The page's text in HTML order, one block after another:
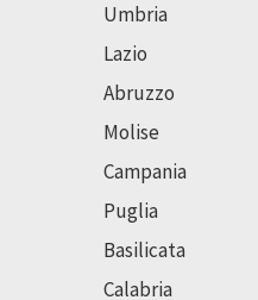
Umbria
Lazio
Abruzzo
Molise
Campania
Puglia
Basilicata
Calabria